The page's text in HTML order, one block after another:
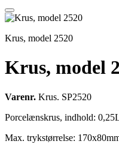
Krus, model 2520
Krus, model
Varenr. Krus. SP2520
Porcelænskrus, indhold:
Max. trykstørrelse: